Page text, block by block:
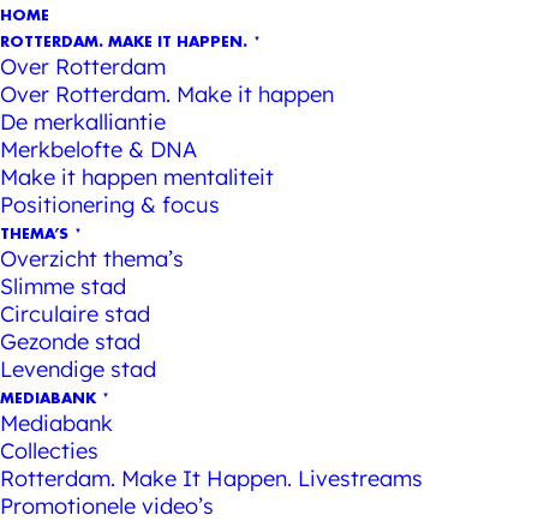
HOME
ROTTERDAM. MAKE IT HAPPEN.
Over Rotterdam
Over Rotterdam. Make it happen
De merkalliantie
Merkbelofte & DNA
Make it happen mentaliteit
Positionering & focus
THEMA’S
Overzicht thema’s
Slimme stad
Circulaire stad
Gezonde stad
Levendige stad
MEDIABANK
Mediabank
Collecties
Rotterdam. Make It Happen. Livestreams
Promotionele video’s